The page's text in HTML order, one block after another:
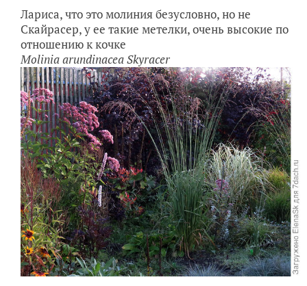
Лариса, что это молиния безусловно, но не
Скайрасер, у ее такие метелки, очень высокие по
отношению к кочке
Molinia arundinacea Skyracer